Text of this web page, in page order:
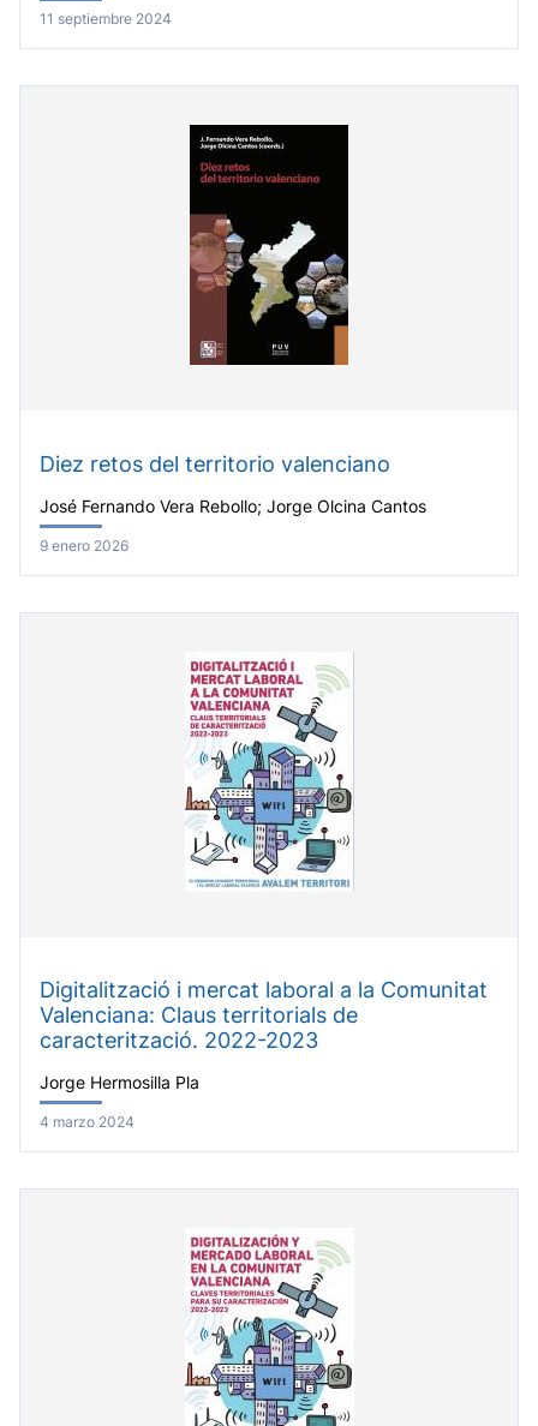
11 septiembre 2024
Diez retos del territorio valenciano
José Fernando Vera Rebollo; Jorge Olcina Cantos
9 enero 2026
Digitalització i mercat laboral a la Comunitat
Valenciana: Claus territorials de
caracterització. 2022-2023
Jorge Hermosilla Pla
4 marzo 2024